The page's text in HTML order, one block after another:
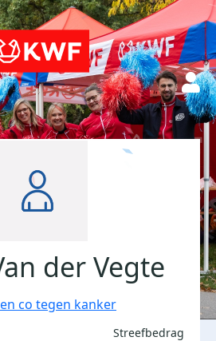
der Vegte
co tegen kanker
Streefbedrag